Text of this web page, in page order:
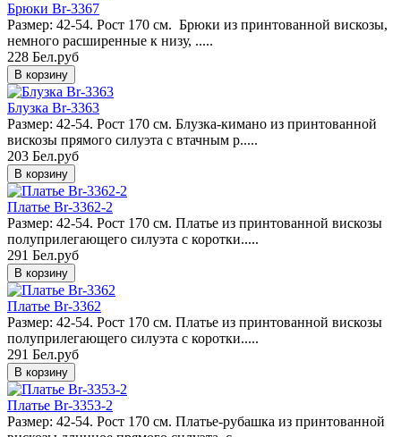
Брюки Br-3367
Размер: 42-54. Рост 170 см. Брюки из принтованной вискозы,
немного расширенные к низу, .....
228 Бел.руб
Блузка Br-3363
Размер: 42-54. Рост 170 см. Блузка-кимано из принтованной
вискозы прямого силуэта с втачным р.....
203 Бел.руб
Платье Br-3362-2
Размер: 42-54. Рост 170 см. Платье из принтованной вискозы
полуприлегающего силуэта с коротки.....
291 Бел.руб
Платье Br-3362
Размер: 42-54. Рост 170 см. Платье из принтованной вискозы
полуприлегающего силуэта с коротки.....
291 Бел.руб
Платье Br-3353-2
Размер: 42-54. Рост 170 см. Платье-рубашка из принтованной